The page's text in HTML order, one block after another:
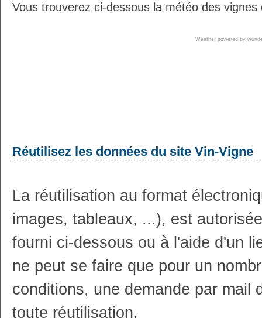
Vous trouverez ci-dessous la météo des
Weather powered by
Réutilisez les données du site Vin-Vigne
La réutilisation au format
images, tableaux, ...), est
fourni ci-dessous ou à l'aide d'un
ne peut se faire que pour un
conditions, une demande par mail
toute réutilisation.